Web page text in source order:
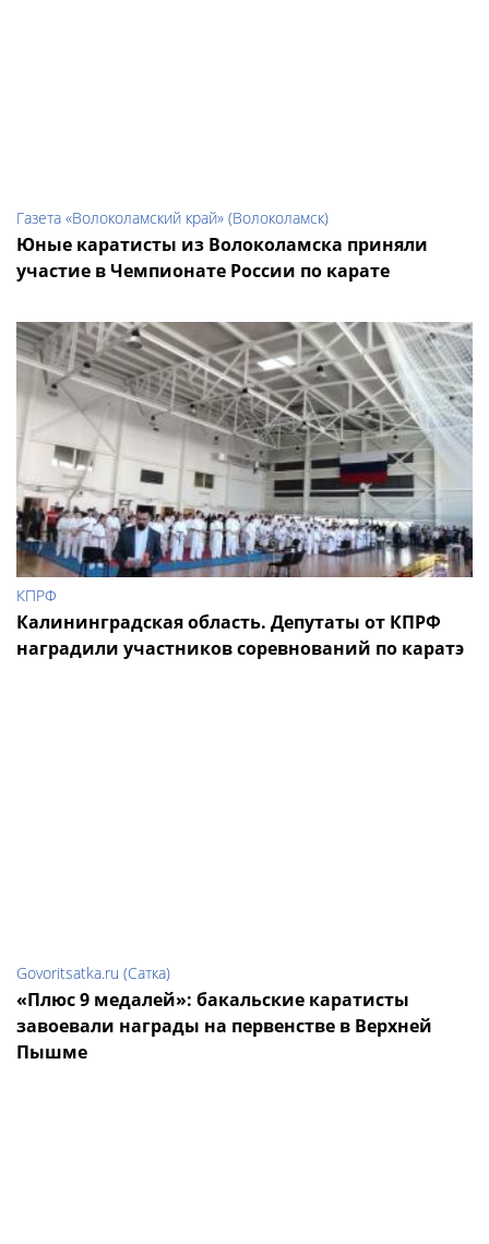
Газета «Волоколамский край» (Волоколамск)
Юные каратисты из Волоколамска приняли
участие в Чемпионате России по карате
КПРФ
Калининградская область. Депутаты от КПРФ
наградили участников соревнований по каратэ
Govoritsatka.ru (Сатка)
«Плюс 9 медалей»: бакальские каратисты
завоевали награды на первенстве в Верхней
Пышме